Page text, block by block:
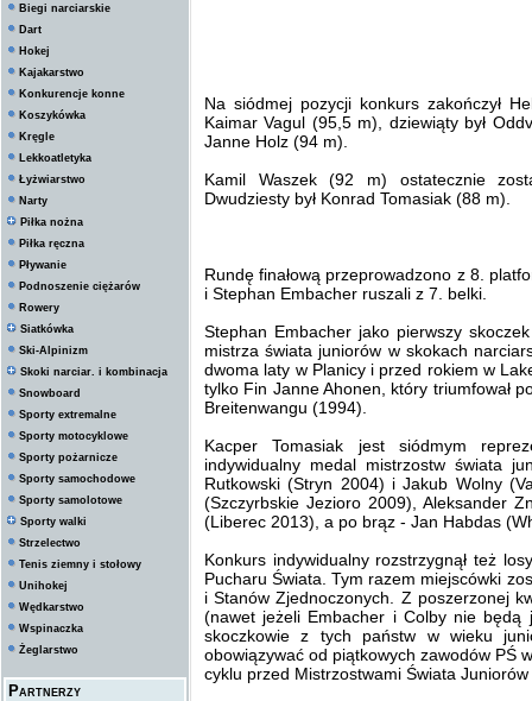
Biegi narciarskie
Dart
Hokej
Kajakarstwo
Konkurencje konne
Koszykówka
Kręgle
Lekkoatletyka
Łyżwiarstwo
Narty
Piłka nożna
Piłka ręczna
Pływanie
Podnoszenie ciężarów
Rowery
Siatkówka
Ski-Alpinizm
Skoki narciar. i kombinacja
Snowboard
Sporty extremalne
Sporty motocyklowe
Sporty pożarnicze
Sporty samochodowe
Sporty samolotowe
Sporty walki
Strzelectwo
Tenis ziemny i stołowy
Unihokej
Wędkarstwo
Wspinaczka
Żeglarstwo
Partnerzy
Na siódmej pozycji konkurs zakończył
Kaimar Vagul (95,5 m), dziewiąty był
Janne Holz (94 m).
Kamil Waszek (92 m) ostatecznie
Dwudziesty był Konrad Tomasiak (88 m).
Rundę finałową przeprowadzono z 8.
i Stephan Embacher ruszali z 7. belki.
Stephan Embacher jako pierwszy
mistrza świata juniorów w skokach
dwoma laty w Planicy i przed rokiem w
tylko Fin Janne Ahonen, który triumfował
Breitenwangu (1994).
Kacper Tomasiak jest siódmym
indywidualny medal mistrzostw świata
Rutkowski (Stryn 2004) i Jakub Wolny
(Szczyrbskie Jezioro 2009), Aleksander
(Liberec 2013), a po brąz - Jan Habdas
Konkurs indywidualny rozstrzygnął też
Pucharu Świata. Tym razem miejscówki
i Stanów Zjednoczonych. Z poszerzonej
(nawet jeżeli Embacher i Colby nie
skoczkowie z tych państw w wieku
obowiązywać od piątkowych zawodów PŚ
cyklu przed Mistrzostwami Świata